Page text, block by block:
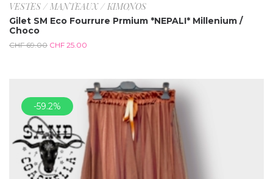
VESTES / MANTEAUX / KIMONOS
Gilet SM Eco Fourrure Prmium *NEPALI* Millenium /
Choco
CHF69.00 CHF 25.00
-59.2%